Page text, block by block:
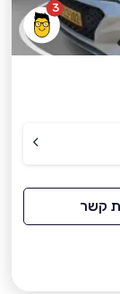
3
קשר